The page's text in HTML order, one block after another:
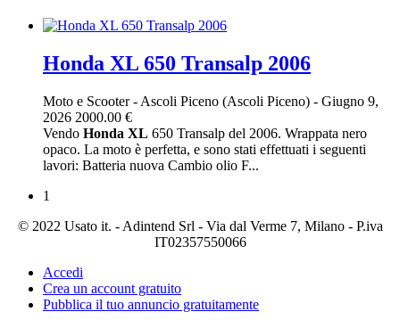
Honda XL 650 Transalp 2006
Moto e Scooter- Ascoli Piceno (Ascoli Piceno) - Giugno 9,
2026 2000.00 €
Vendo Honda XL 650 Transalp del 2006. Wrappata nero
opaco. La moto è perfetta, e sono stati effettuati i seguenti
lavori: Batteria nuova Cambio olio F...
1
© 2022 Usato it. - Adintend Srl - Via dal Verme 7, Milano - P.iva
IT02357550066
Accedi
Crea un account gratuito
Pubblica il tuo annuncio gratuitamente